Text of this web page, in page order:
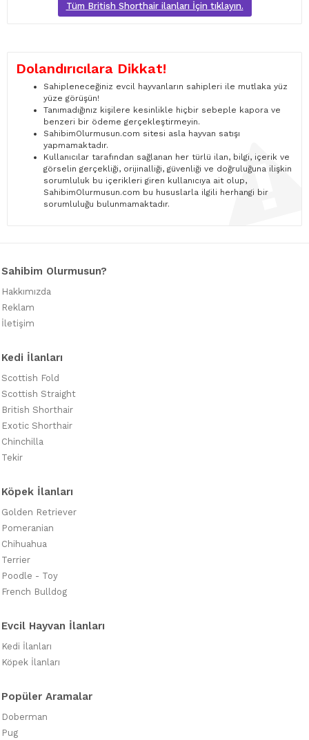
Tüm British Shorthair ilanları İçin tıklayın.
Dolandırıcılara Dikkat!
Sahipleneceğiniz evcil hayvanların sahipleri ile mutlaka yüz
yüze görüşün!
Tanımadığınız kişilere kesinlikle hiçbir sebeple kapora ve
benzeri bir ödeme gerçekleştirmeyin.
SahibimOlurmusun.com sitesi asla hayvan satışı
yapmamaktadır.
Kullanıcılar tarafından sağlanan her türlü ilan, bilgi, içerik ve
görselin gerçekliği, orijinalliği, güvenliği ve doğruluğuna ilişkin
sorumluluk bu içerikleri giren kullanıcıya ait olup,
SahibimOlurmusun.com bu hususlarla ilgili herhangi bir
sorumluluğu bulunmamaktadır.
Sahibim Olurmusun?
Hakkımızda
Reklam
İletişim
Kedi İlanları
Scottish Fold
Scottish Straight
British Shorthair
Exotic Shorthair
Chinchilla
Tekir
Köpek İlanları
Golden Retriever
Pomeranian
Chihuahua
Terrier
Poodle - Toy
French Bulldog
Evcil Hayvan İlanları
Kedi İlanları
Köpek İlanları
Popüler Aramalar
Doberman
Pug